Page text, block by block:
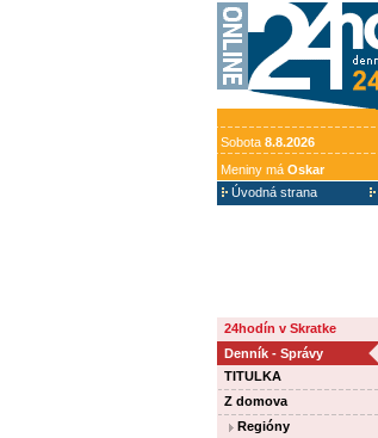
Sobota 8.8.2026
Meniny má Oskar
Úvodná strana
24hodín v Skratke
Denník - Správy
TITULKA
Z domova
Regióny